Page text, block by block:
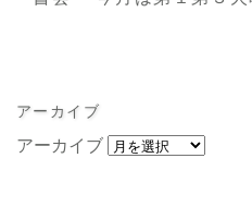
アーカイブ
アーカイブ